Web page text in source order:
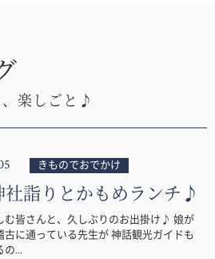
楽しごと♪
きものでおでかけ
社詣りとかもめランチ♪
む皆さんと、久しぶりのお出掛け♪ 娘が
古に通っている先生が 神話観光ガイドも
の...